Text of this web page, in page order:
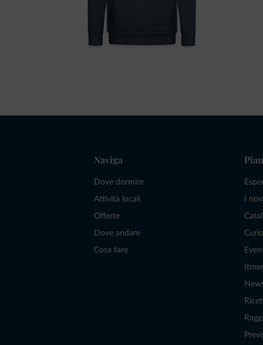
Naviga
Dove dormire
Attività locali
Offerte
Dove andare
Cosa fare
I